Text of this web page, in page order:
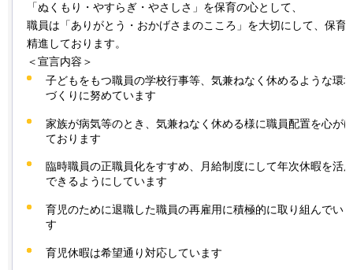
「ぬくもり・やすらぎ・やさしさ」を保育の心として、
職員は「ありがとう・おかげさまのこころ」を大切にして、保育
精進しております。
＜宣言内容＞
子どもをもつ職員の学校行事等、気兼ねなく休めるような環
づくりに努めています
家族が病気等のとき、気兼ねなく休める様に職員配置を心が
ております
臨時職員の正職員化をすすめ、月給制度にして年次休暇を活
できるようにしています
育児のために退職した職員の再雇用に積極的に取り組んでい
す
育児休暇は希望通り対応しています